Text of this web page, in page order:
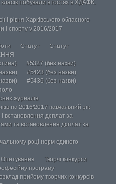
побували в гостях в ХДАФК.
І рівня Харківського обласного
і спорту у 2016/2017
Статут
Статут
#5327 (без назви)
#5423 (без назви)
#5436 (без назви)
журналів
на 2016/2017 навчальний рік
встановлення доплат за
та встановлення доплат за
році норм єдиного
Опитування
Творчі конкурси
програму
прийому творчих конкурсів